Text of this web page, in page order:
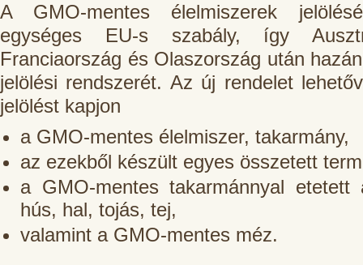
A GMO-mentes élelmiszerek
egységes EU-s szabály, így
Franciaország és Olaszország után
jelölési rendszerét. Az új rendelet
jelölést kapjon
a GMO-mentes élelmiszer, takarmány,
az ezekből készült egyes összetett
a GMO-mentes takarmánnyal etetett
hús, hal, tojás, tej,
valamint a GMO-mentes méz.